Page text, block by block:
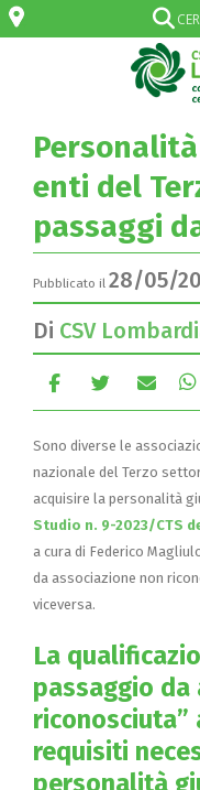
enti del
passaggi
Pubblicato il 28/05/
Di CSV
Sono diverse le
nazionale del Terzo
acquisire la personalità
Studio n. 9-2023/CTS
a cura di Federico
da associazione non
viceversa.
La
passaggio da
riconosciuta”
requisiti
personalità